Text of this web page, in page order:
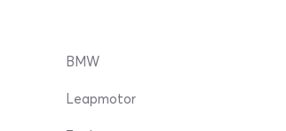
BMW
Leapmotor